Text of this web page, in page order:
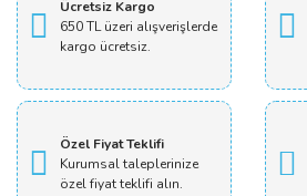
Ücretsiz Kargo
650 TL üzeri alışverişlerde
kargo ücretsiz.
Özel Fiyat Teklifi
Kurumsal taleplerinize
özel fiyat teklifi alın.